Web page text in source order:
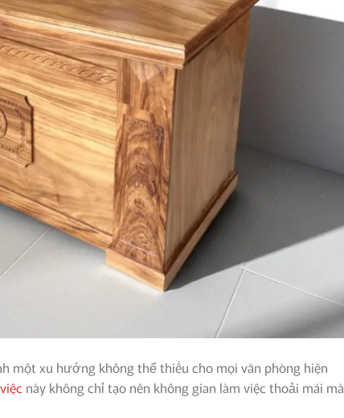
một xu hướng không thể thiếu cho mọi văn phòng hiện
này không chỉ tạo nên không gian làm việc thoải mái mà